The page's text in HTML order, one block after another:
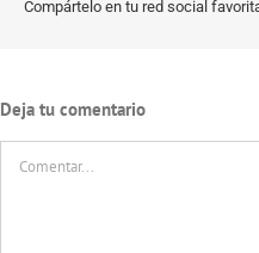
Compártelo en tu red social
Deja tu comentario